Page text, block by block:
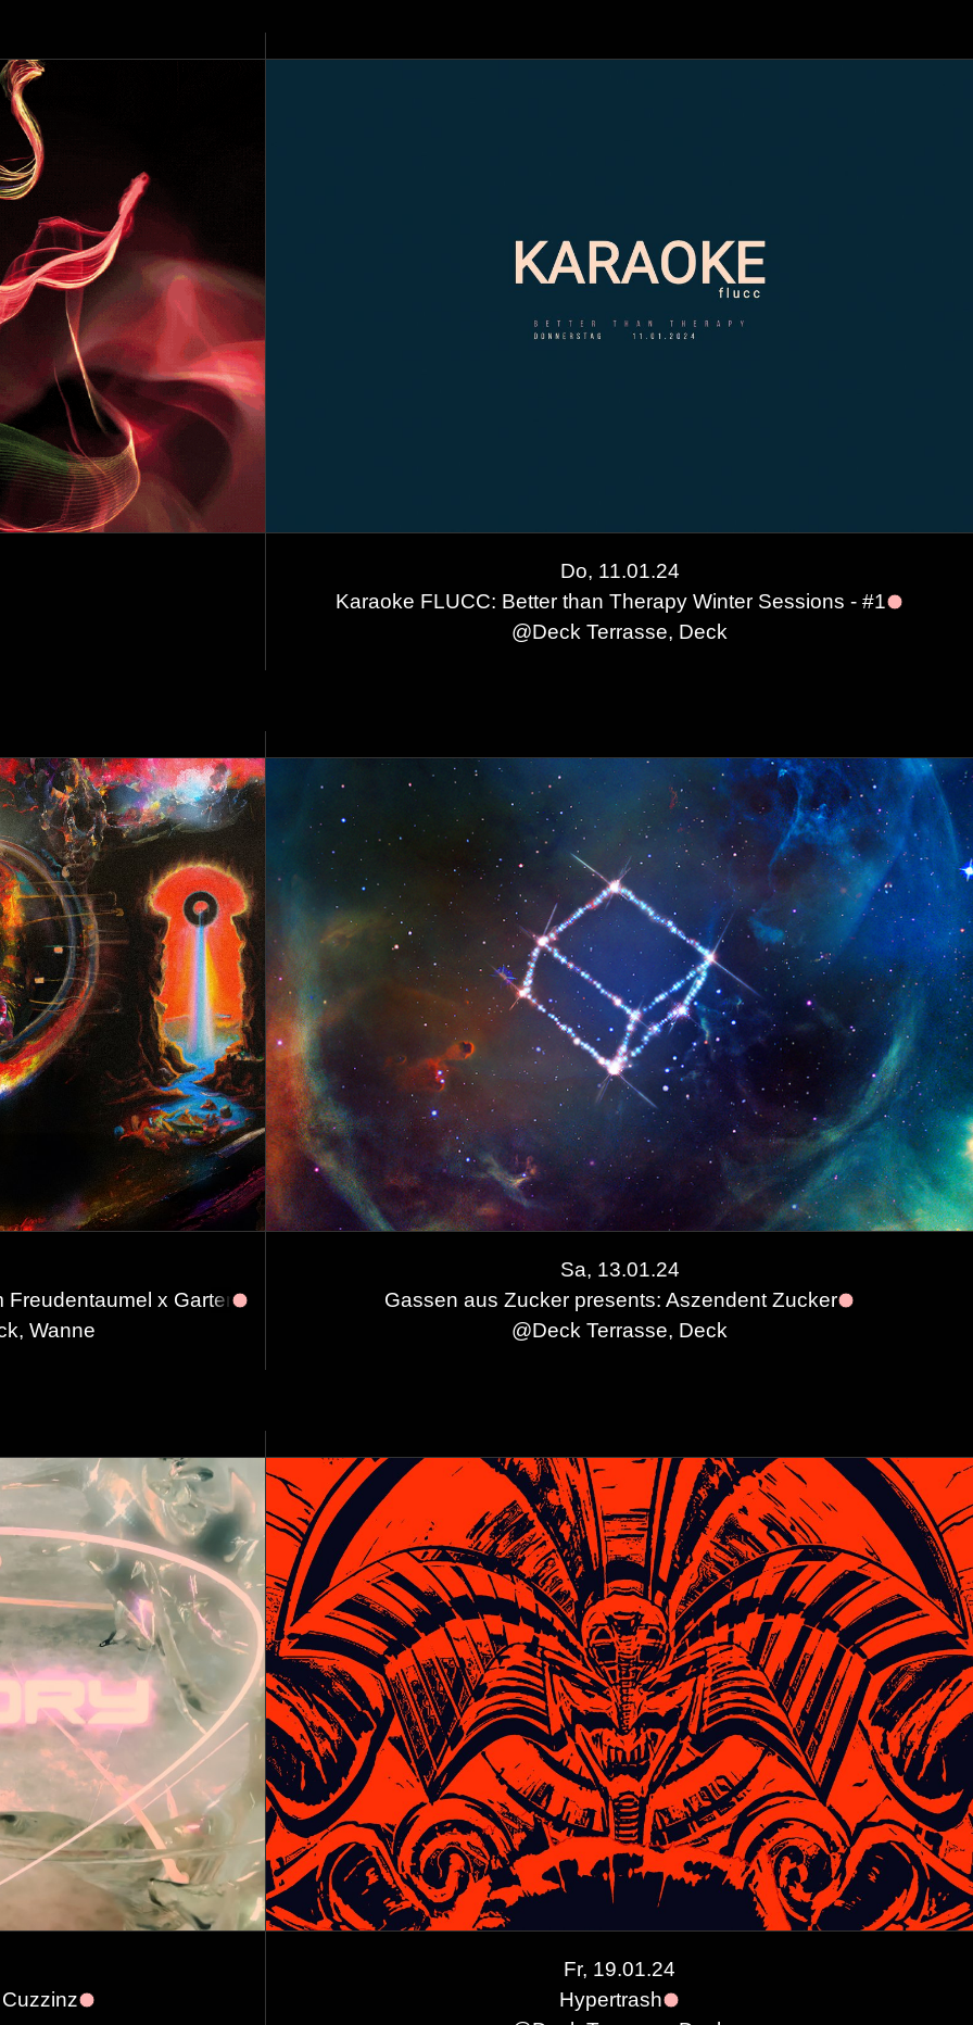
Do, 11.01.24
Karaoke FLUCC: Better than Therapy Winter Sessions - #1
@Deck Terrasse, Deck
von Eben w/ Sabura, Fab Massimo, Ele Luz
Wanne
Sa, 13.01.24
Gassen aus Zucker presents: Aszendent Zucker
@Deck Terrasse, Deck
Fr, 19.01.24
Hypertrash